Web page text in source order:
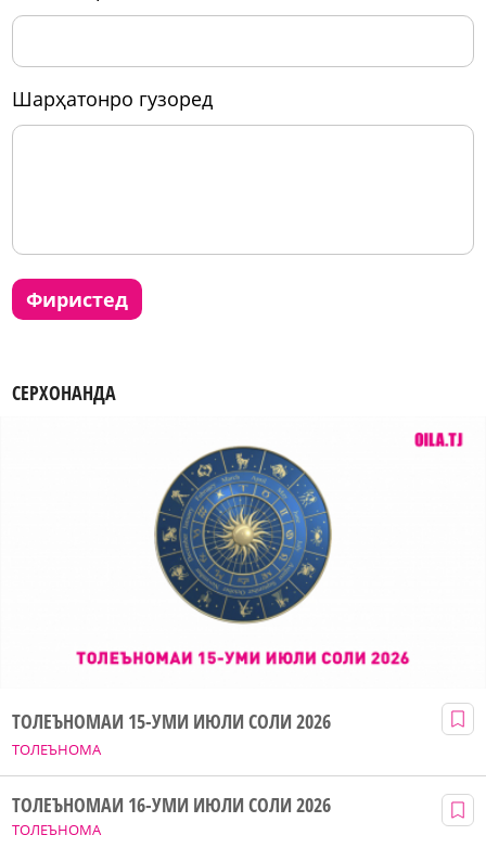
шарҳатонро гузоред
фиристед
СЕРХОНАНДА
ТОЛЕЪНОМА
ТОЛЕЪНОМАИ 15-УМИ ИЮЛИ СОЛИ 2026
ТОЛЕЪНОМА
ТОЛЕЪНОМАИ 16-УМИ ИЮЛИ СОЛИ 2026